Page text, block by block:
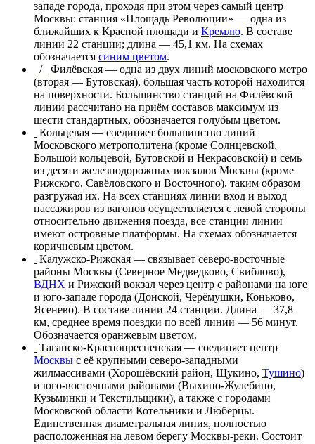
западе города, проходя при этом через самый центр
Москвы: станция «Площадь Революции» — одна из
ближайших к Красной площади и Кремлю. В составе
линии 22 станции; длина — 45,1 км. На схемах
обозначается синим цветом.
/
Филёвская — одна из двух линий московского метро
(вторая — Бутовская), большая часть которой находится
на поверхности. Большинство станций на Филёвской
линии рассчитано на приём составов максимум из
шести стандартных, обозначается голубым цветом.
Кольцевая — соединяет большинство линий
Московского метрополитена (кроме Солнцевской,
Большой кольцевой, Бутовской и Некрасовской) и семь
из десяти железнодорожных вокзалов Москвы (кроме
Рижского, Савёловского и Восточного), таким образом
разгружая их. На всех станциях линии вход и выход
пассажиров из вагонов осуществляется с левой стороны
относительно движения поезда, все станции линии
имеют островные платформы. На схемах обозначается
коричневым цветом.
Калужско-Рижская — связывает северо-восточные
районы Москвы (Северное Медведково, Свиблово),
ВДНХ и Рижский вокзал через центр с районами на юге
и юго-западе города (Донской, Черёмушки, Коньково,
Ясенево). В составе линии 24 станции. Длина — 37,8
км, среднее время поездки по всей линии — 56 минут.
Обозначается оранжевым цветом.
Таганско-Краснопресненская — соединяет центр
Москвы с её крупными северо-западными
жилмассивами (Хорошёвский район, Щукино, Тушино)
и юго-восточными районами (Выхино-Жулебино,
Кузьминки и Текстильщики), а также с городами
Московской области Котельники и Люберцы.
Единственная диаметральная линия, полностью
расположенная на левом берегу Москвы-реки. Состоит